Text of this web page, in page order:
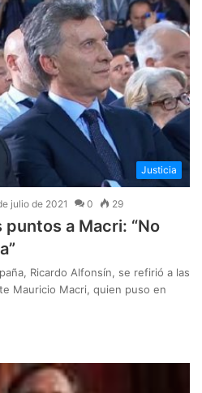
Justicia
julio de 2021 0 29
a Macri: “No
Ricardo Alfonsín, se refirió a las
Mauricio Macri, quien puso en